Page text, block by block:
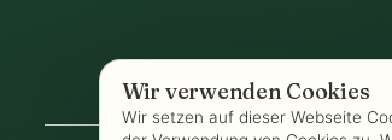
Wir verwenden Cookies
Wir setzen auf dieser Webseite
AGB-